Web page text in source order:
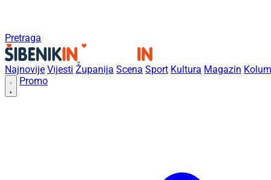
Pretraga
Najnovije Vijesti Županija Scena Sport Kultura Magazin
Promo